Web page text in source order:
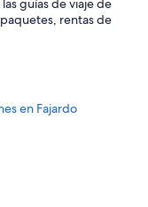
guías de viaje de
rentas de
en Fajardo